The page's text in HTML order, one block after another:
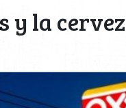
y la